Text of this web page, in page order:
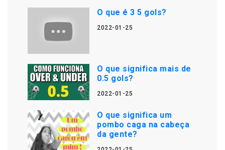
O que é 3 5 gols?
2022-01-25
O que significa mais de
0.5 gols?
2022-01-25
O que significa um
pombo caga na cabeça
da gente?